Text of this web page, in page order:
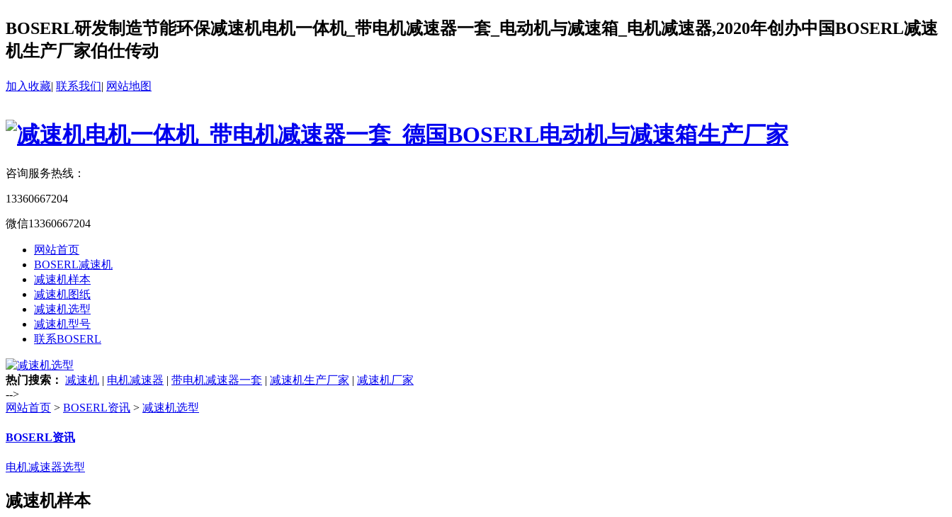
BOSERL研发制造节能环保减速机电机一体机_带电机减速器一套_电动机与减速箱_电机减速器,2020年创办中国BOSERL减速
机生产厂家伯仕传动
加入收藏| 联系我们| 网站地图
咨询服务热线：
13360667204
微信13360667204
网站首页
BOSERL减速机
减速机样本
减速机图纸
减速机选型
减速机型号
联系BOSERL
热门搜索： 减速机 | 电机减速器 | 带电机减速器一套 | 减速机生产厂家 | 减速机厂家
-->
网站首页 > BOSERL资讯 > 减速机选型
BOSERL资讯
电机减速器选型
减速机样本